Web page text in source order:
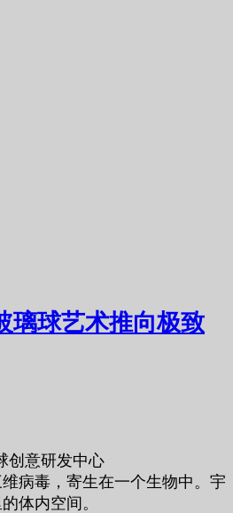
璃球艺术推向极致
创意研发中心
病毒，寄生在一个生物中。宇
体内空间。